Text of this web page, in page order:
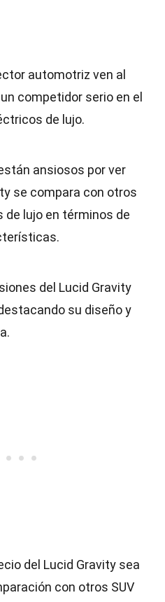
automotriz ven al
competidor serio en el
de lujo.
ansiosos por ver
se compara con otros
lujo en términos de
del Lucid Gravity
su diseño y
del Lucid Gravity sea
con otros SUV